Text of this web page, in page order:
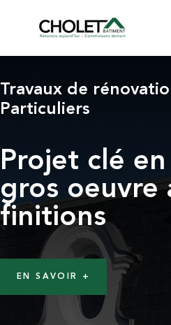
Travaux de
Particuliers
Projet clé
gros oeuvre
finitions
EN SAVOIR +